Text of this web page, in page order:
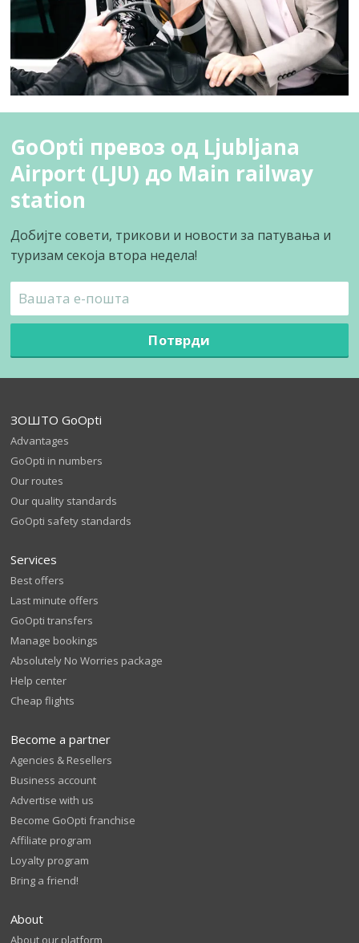
GoOpti превоз од Ljubljana
Airport (LJU) до Main railway
station
Добијте совети, трикови и новости за патувања и
туризам секоја втора недела!
Потврди
ЗОШТО GoOpti
Advantages
GoOpti in numbers
Our routes
Our quality standards
GoOpti safety standards
Services
Best offers
Last minute offers
GoOpti transfers
Manage bookings
Absolutely No Worries package
Help center
Cheap flights
Become a partner
Agencies & Resellers
Business account
Advertise with us
Become GoOpti franchise
Affiliate program
Loyalty program
Bring a friend!
About
About our platform